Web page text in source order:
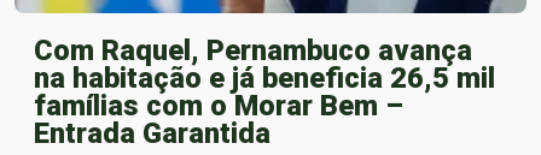
Com Raquel, Pernambuco avança
na habitação e já beneficia 26,5 mil
famílias com o Morar Bem –
Entrada Garantida